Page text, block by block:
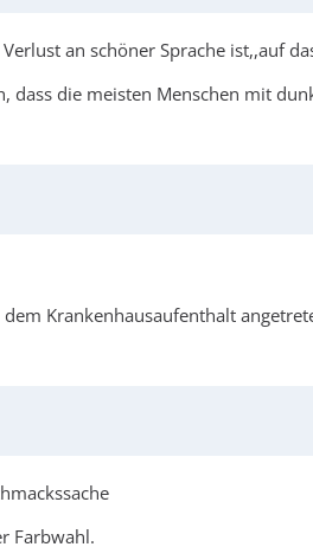
an schöner Sprache ist,,auf
dass die meisten Menschen mit
Krankenhausaufenthalt
Farbwahl.